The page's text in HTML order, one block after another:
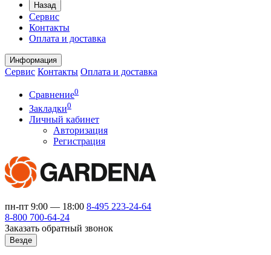
Назад
Сервис
Контакты
Оплата и доставка
Информация
Сервис Контакты Оплата и доставка
Сравнение0
Закладки0
Личный кабинет
Авторизация
Регистрация
пн-пт 9:00 — 18:00 8-495 223-24-64
8-800 700-64-24
Заказать обратный звонок
Везде